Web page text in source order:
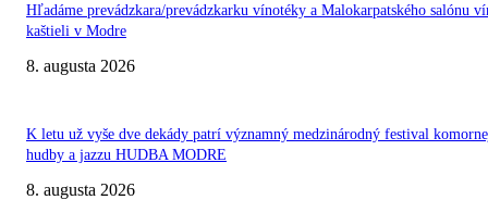
Hľadáme prevádzkara/prevádzkarku vínotéky a Malokarpatského salónu
kaštieli v Modre
8. augusta 2026
K letu už vyše dve dekády patrí významný medzinárodný festival
hudby a jazzu HUDBA MODRE
8. augusta 2026